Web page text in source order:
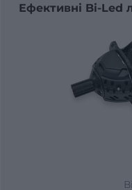
Ефективні Bi-Led